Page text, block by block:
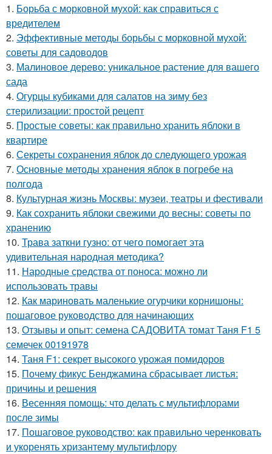
1. Борьба с морковной мухой: как справиться с
вредителем
2. Эффективные методы борьбы с морковной мухой:
советы для садоводов
3. Малиновое дерево: уникальное растение для вашего
сада
4. Огурцы кубиками для салатов на зиму без
стерилизации: простой рецепт
5. Простые советы: как правильно хранить яблоки в
квартире
6. Секреты сохранения яблок до следующего урожая
7. Основные методы хранения яблок в погребе на
полгода
8. Культурная жизнь Москвы: музеи, театры и фестивали
9. Как сохранить яблоки свежими до весны: советы по
хранению
10. Трава заткни гузно: от чего помогает эта
удивительная народная методика?
11. Народные средства от поноса: можно ли
использовать травы
12. Как мариновать маленькие огурчики корнишоны:
пошаговое руководство для начинающих
13. Отзывы и опыт: семена САДОВИТА томат Таня F1 5
семечек 00191978
14. Таня F1: секрет высокого урожая помидоров
15. Почему фикус Бенджамина сбрасывает листья:
причины и решения
16. Весенняя помощь: что делать с мультифлорами
после зимы
17. Пошаговое руководство: как правильно черенковать
и укоренять хризантему мультифлору